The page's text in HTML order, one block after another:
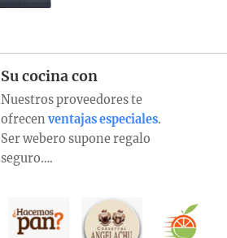
Su cocina con
Nuestros proveedores te
ofrecen ventajas especiales.
Ser webero supone regalo
seguro….